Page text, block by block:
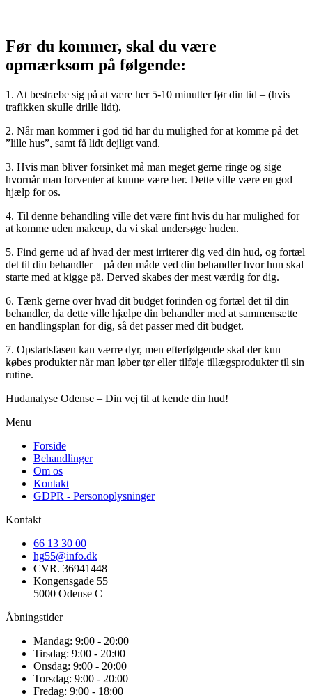
Før du kommer, skal du være
opmærksom på følgende:
1. At bestræbe sig på at være her 5-10 minutter før din tid – (hvis
trafikken skulle drille lidt).
2. Når man kommer i god tid har du mulighed for at komme på det
”lille hus”, samt få lidt dejligt vand.
3. Hvis man bliver forsinket må man meget gerne ringe og sige
hvornår man forventer at kunne være her. Dette ville være en god
hjælp for os.
4. Til denne behandling ville det være fint hvis du har mulighed for
at komme uden makeup, da vi skal undersøge huden.
5. Find gerne ud af hvad der mest irriterer dig ved din hud, og fortæl
det til din behandler – på den måde ved din behandler hvor hun skal
starte med at kigge på. Derved skabes der mest værdig for dig.
6. Tænk gerne over hvad dit budget forinden og fortæl det til din
behandler, da dette ville hjælpe din behandler med at sammensætte
en handlingsplan for dig, så det passer med dit budget.
7. Opstartsfasen kan værre dyr, men efterfølgende skal der kun
købes produkter når man løber tør eller tilføje tillægsprodukter til sin
rutine.
Hudanalyse Odense – Din vej til at kende din hud!
Menu
Forside
Behandlinger
Om os
Kontakt
GDPR - Personoplysninger
Kontakt
66 13 30 00
hg55@info.dk
CVR. 36941448
Kongensgade 55
5000 Odense C
Åbningstider
Mandag: 9:00 - 20:00
Tirsdag: 9:00 - 20:00
Onsdag: 9:00 - 20:00
Torsdag: 9:00 - 20:00
Fredag: 9:00 - 18:00